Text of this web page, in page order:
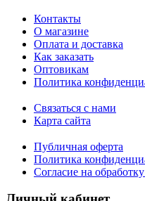
Контакты
О магазине
Оплата и доставка
Как заказать
Оптовикам
Политика
Связаться с нами
Карта сайта
Публичная оферта
Политика
Согласие на